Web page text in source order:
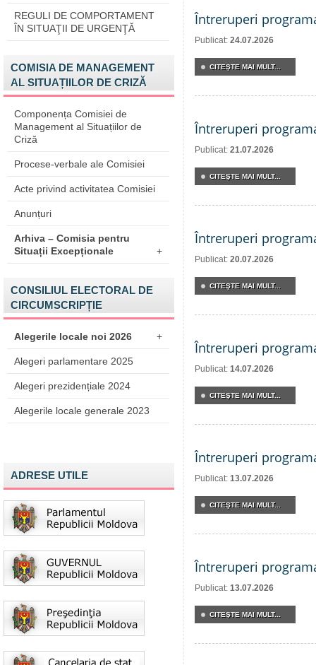
REGULI DE COMPORTAMENT
ÎN SITUAŢII DE URGENŢĂ
COMISIA DE MANAGEMENT
AL SITUAȚIILOR DE CRIZĂ
Componența Comisiei de
Management al Situațiilor de
Criză
Procese-verbale ale Comisiei
Acte privind activitatea Comisiei
Anunțuri
Arhiva – Comisia pentru
Situații Excepționale
+
CONSILIUL ELECTORAL DE
CIRCUMSCRIPȚIE
Alegerile locale noi 2026 +
Alegeri parlamentare 2025
Alegeri prezidențiale 2024
Alegerile locale generale 2023
ADRESE UTILE
Întreruperi
Publicat: 24.07.2026
CITEŞTE MAI MULT...
Întreruperi
Publicat: 21.07.2026
CITEŞTE MAI MULT...
Întreruperi
Publicat: 20.07.2026
CITEŞTE MAI MULT...
Întreruperi
Publicat: 14.07.2026
CITEŞTE MAI MULT...
Întreruperi
Publicat: 13.07.2026
CITEŞTE MAI MULT...
Întreruperi
Publicat: 13.07.2026
CITEŞTE MAI MULT...